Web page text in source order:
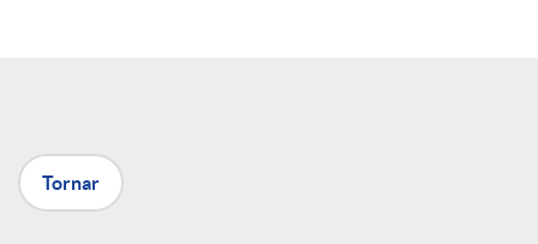
pTornar